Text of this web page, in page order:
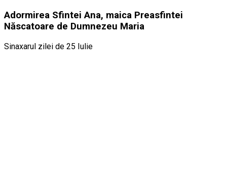
Adormirea Sfintei Ana, maica Preasfintei
Născatoare de Dumnezeu Maria
Sinaxarul zilei de 25 Iulie